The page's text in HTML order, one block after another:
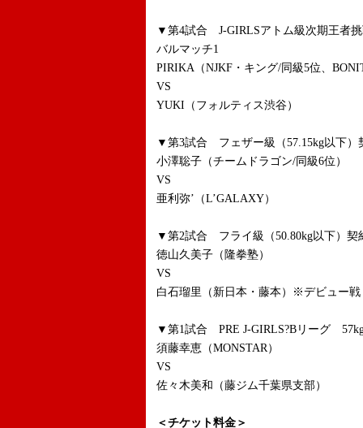
▼第4試合 J-GIRLSアトム級次期王者
バルマッチ1
PIRIKA（NJKF・キング/同級5位、
VS
YUKI（フォルティス渋谷）
▼第3試合 フェザー級（57.15kg以下
小澤聡子（チームドラゴン/同級6位）
VS
亜利弥’（L’GALAXY）
▼第2試合 フライ級（50.80kg以下）
徳山久美子（隆拳塾）
VS
白石瑠里（新日本・藤本）※デビュー戦
▼第1試合 PRE J-GIRLS?Bリーグ
須藤幸恵（MONSTAR）
VS
佐々木美和（藤ジム千葉県支部）
＜チケット料金＞